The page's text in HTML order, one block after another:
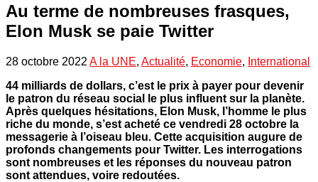
Au terme de nombreuses frasques,
Elon Musk se paie Twitter
28 octobre 2022 A la UNE, Actualité, Economie, International
44 milliards de dollars, c’est le prix à payer pour devenir
le patron du réseau social le plus influent sur la planète.
Après quelques hésitations, Elon Musk, l’homme le plus
riche du monde, s’est acheté ce vendredi 28 octobre la
messagerie à l’oiseau bleu. Cette acquisition augure de
profonds changements pour Twitter. Les interrogations
sont nombreuses et les réponses du nouveau patron
sont attendues, voire redoutées.